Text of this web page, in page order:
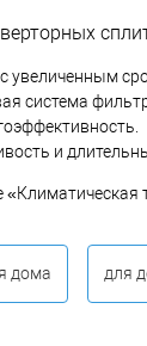
увеличенным
система
и
дома для